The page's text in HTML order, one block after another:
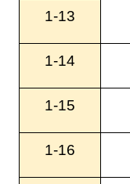
1-13
1-14
1-15
1-16